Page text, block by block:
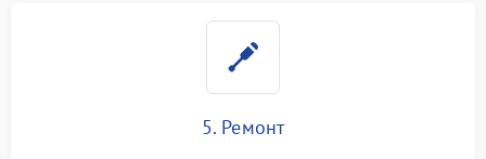
5. Ремонт